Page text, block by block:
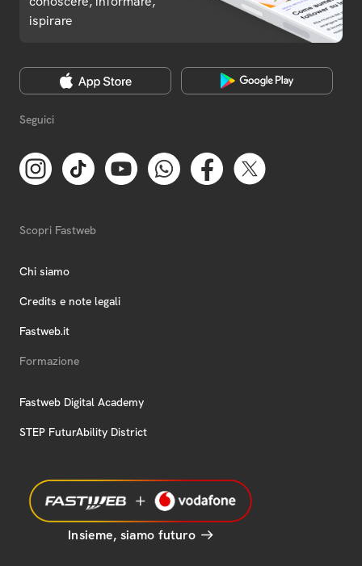
ispirare
Seguici
Scopri Fastweb
Chi siamo
Credits e note legali
Fastweb.it
Formazione
Fastweb Digital Academy
STEP FuturAbility District
Insieme, siamo futuro